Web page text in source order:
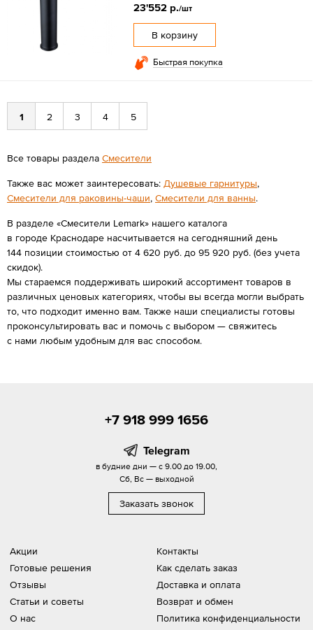
23'552 р./шт
В корзину
Быстрая покупка
1 2 3 4 5
Все товары раздела Смесители
Также вас может заинтересовать: Душевые гарнитуры,
Смесители для раковины-чаши, Смесители для ванны.
В разделе «Смесители Lemark» нашего каталога
в городе Краснодаре насчитывается на сегодняшний день
144 позиции стоимостью от 4 620 руб. до 95 920 руб. (без учета
скидок).
Мы стараемся поддерживать широкий ассортимент товаров в
различных ценовых категориях, чтобы вы всегда могли выбрать
то, что подходит именно вам. Также наши специалисты готовы
проконсультировать вас и помочь с выбором — свяжитесь
с нами любым удобным для вас способом.
Акции
Готовые решения
Отзывы
Статьи и советы
О нас
Контакты
Как сделать заказ
Доставка и оплата
Возврат и обмен
Политика конфиденциальности
+7 918 999 1656
Telegram
в будние дни — с 9.00 до 19.00,
Сб, Вс — выходной
Заказать звонок